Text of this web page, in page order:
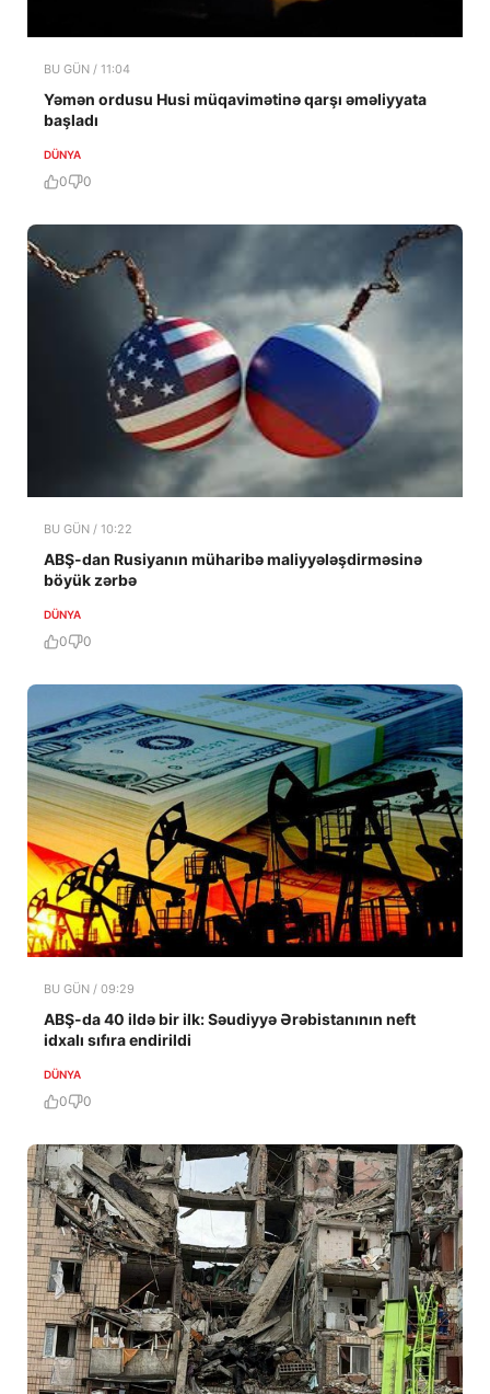
BU GÜN / 11:04
Yəmən ordusu Husi müqavimətinə qarşı əməliyyata
başladı
DÜNYA
0 0
BU GÜN / 10:22
ABŞ-dan Rusiyanın müharibə maliyyələşdirməsinə
böyük zərbə
DÜNYA
0 0
BU GÜN / 09:29
ABŞ-da 40 ildə bir ilk: Səudiyyə Ərəbistanının neft
idxalı sıfıra endirildi
DÜNYA
0 0